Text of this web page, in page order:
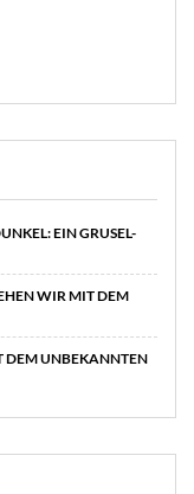
EIN GRUSEL-
WIR MIT DEM
DEM UNBEKANNTEN